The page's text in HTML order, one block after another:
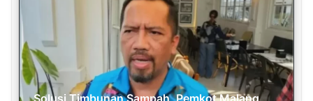
Solusi Timbunan Sampah, Pemkot Malang